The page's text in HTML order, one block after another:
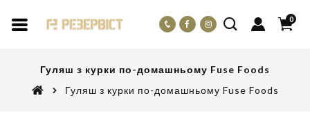
0
Гуляш з курки по-домашньому Fuse Foods
Гуляш з курки по-домашньому Fuse Foods